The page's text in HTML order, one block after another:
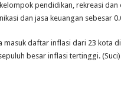
pendidikan, rekreasi dan
dan jasa keuangan sebesar
masuk daftar inflasi dari 23 kota
besar inflasi tertinggi.